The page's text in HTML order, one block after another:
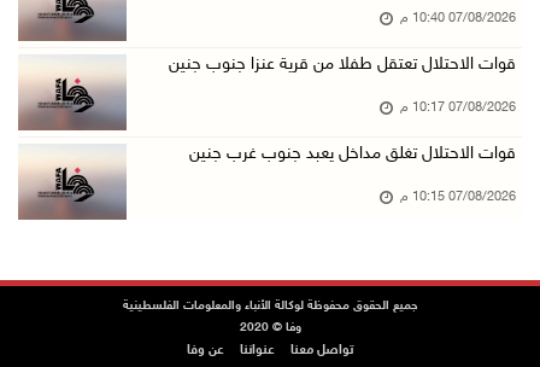
الرئاسة ترحب باتفاقية مكة للدفاع المشترك بين ...
بيروت: اللجنة الفنية للمجلس الوطني تناقش التر ...
07/آب/2026 03:31 م
07/08/2026 10:40 م
قوات الاحتلال تعتقل طفلا من قرية عنزا جنوب جنين
07/08/2026 10:17 م
قوات الاحتلال تغلق مداخل يعبد جنوب غرب جنين
07/08/2026 10:15 م
جميع الحقوق محفوظة لوكالة الأنباء والمعلومات الفلسطينية
وفا © 2020
تواصل معنا عنواننا عن وفا